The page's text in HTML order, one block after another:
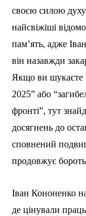
своєю силою
найсвіжіші
пам’ять, адже
він назавжди
Якщо ви шукаєте
2025” або
фронті”, тут
досягнень до
сповнений
продовжує
Іван Кононенко
де цінували